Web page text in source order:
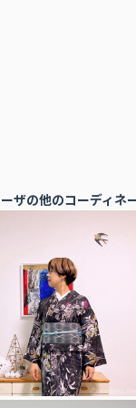
ザの他のコーディネ